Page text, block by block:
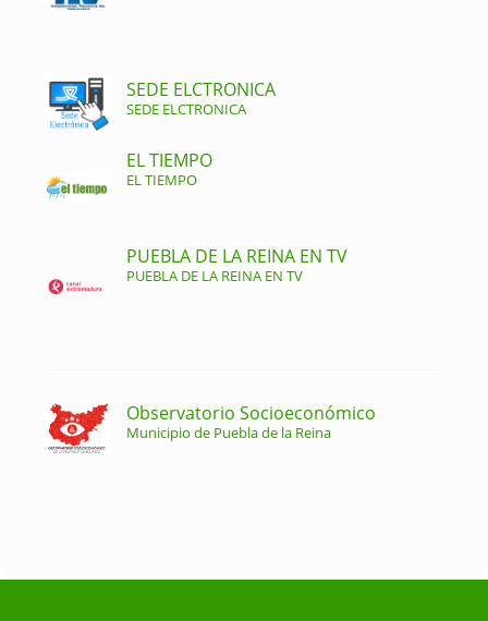
SEDE ELCTRONICA
SEDE ELCTRONICA
EL TIEMPO
EL TIEMPO
PUEBLA DE LA REINA EN TV
PUEBLA DE LA REINA EN TV
Observatorio Socioeconómico
Municipio de Puebla de la Reina